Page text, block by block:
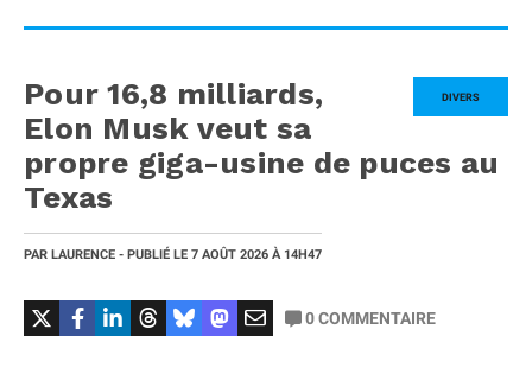
DIVERS
Pour 16,8 milliards,
Elon Musk veut sa
propre giga-usine de puces au
Texas
PAR LAURENCE - PUBLIÉ LE 7 AOÛT 2026 À 14H47
0COMMENTAIRE